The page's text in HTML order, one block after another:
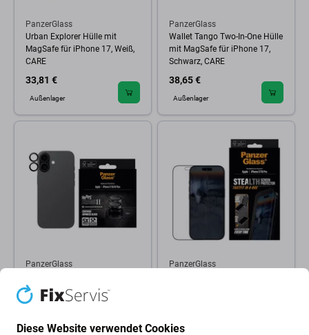
PanzerGlass
Urban Explorer Hülle mit
MagSafe für iPhone 17, Weiß,
CARE
33,81 €
Außenlager
PanzerGlass
Wallet Tango Two-In-One Hülle
mit MagSafe für iPhone 17,
Schwarz, CARE
38,65 €
Außenlager
PanzerGlass
Ceramic II für iPhone 17/16
Plus/16, Schwarz,
24,14 €
PanzerGlass
53,16 €
Diese Website verwendet Cookies